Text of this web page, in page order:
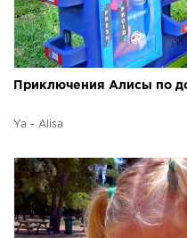
Приключения Алисы по
Ya - Alisa